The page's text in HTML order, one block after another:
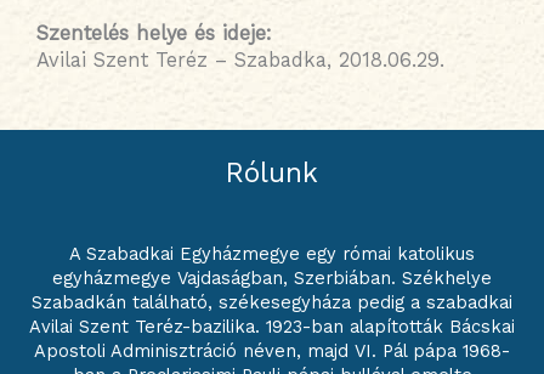
Szentelés helye és ideje:
Avilai Szent Teréz – Szabadka, 2018.06.29.
Rólunk
A Szabadkai Egyházmegye egy római katolikus
egyházmegye Vajdaságban, Szerbiában. Székhelye
Szabadkán található, székesegyháza pedig a szabadkai
Avilai Szent Teréz-bazilika. 1923-ban alapították Bácskai
Apostoli Adminisztráció néven, majd VI. Pál pápa 1968-